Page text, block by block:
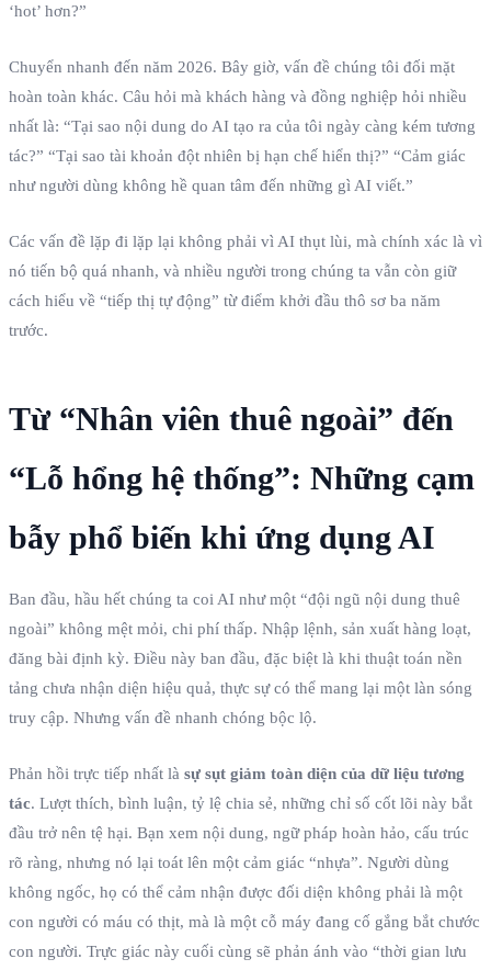
‘hot’ hơn?”
Chuyển nhanh đến năm 2026. Bây giờ, vấn đề chúng tôi đối mặt
hoàn toàn khác. Câu hỏi mà khách hàng và đồng nghiệp hỏi nhiều
nhất là: “Tại sao nội dung do AI tạo ra của tôi ngày càng kém tương
tác?” “Tại sao tài khoản đột nhiên bị hạn chế hiển thị?” “Cảm giác
như người dùng không hề quan tâm đến những gì AI viết.”
Các vấn đề lặp đi lặp lại không phải vì AI thụt lùi, mà chính xác là vì
nó tiến bộ quá nhanh, và nhiều người trong chúng ta vẫn còn giữ
cách hiểu về “tiếp thị tự động” từ điểm khởi đầu thô sơ ba năm
trước.
Từ “Nhân viên thuê ngoài” đến
“Lỗ hổng hệ thống”: Những cạm
bẫy phổ biến khi ứng dụng AI
Ban đầu, hầu hết chúng ta coi AI như một “đội ngũ nội dung thuê
ngoài” không mệt mỏi, chi phí thấp. Nhập lệnh, sản xuất hàng loạt,
đăng bài định kỳ. Điều này ban đầu, đặc biệt là khi thuật toán nền
tảng chưa nhận diện hiệu quả, thực sự có thể mang lại một làn sóng
truy cập. Nhưng vấn đề nhanh chóng bộc lộ.
Phản hồi trực tiếp nhất là sự sụt giảm toàn diện của dữ liệu tương
tác. Lượt thích, bình luận, tỷ lệ chia sẻ, những chỉ số cốt lõi này bắt
đầu trở nên tệ hại. Bạn xem nội dung, ngữ pháp hoàn hảo, cấu trúc
rõ ràng, nhưng nó lại toát lên một cảm giác “nhựa”. Người dùng
không ngốc, họ có thể cảm nhận được đối diện không phải là một
con người có máu có thịt, mà là một cỗ máy đang cố gắng bắt chước
con người. Trực giác này cuối cùng sẽ phản ánh vào “thời gian lưu